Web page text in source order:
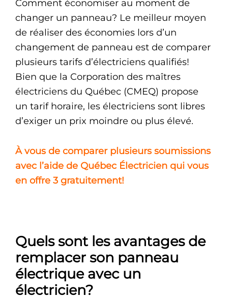
Comment économiser au moment de
changer un panneau? Le meilleur moyen
de réaliser des économies lors d’un
changement de panneau est de comparer
plusieurs tarifs d’électriciens qualifiés!
Bien que la Corporation des maîtres
électriciens du Québec (CMEQ) propose
un tarif horaire, les électriciens sont libres
d’exiger un prix moindre ou plus élevé.
À vous de comparer plusieurs soumissions
avec l’aide de Québec Électricien qui vous
en offre 3 gratuitement!
Quels sont les avantages de
remplacer son panneau
électrique avec un
électricien?